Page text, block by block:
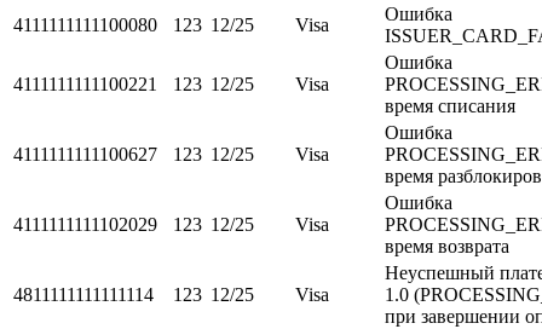
4111111111100080
123 12/25 Visa
Ошибка
4111111111100221 123 12/25 Visa
Ошибка
время списания
4111111111100627 123 12/25 Visa
Ошибка
время
4111111111102029 123 12/25 Visa
Ошибка
время возврата
4811111111111114 123 12/25 Visa
Неуспешный
1.0
при завершении